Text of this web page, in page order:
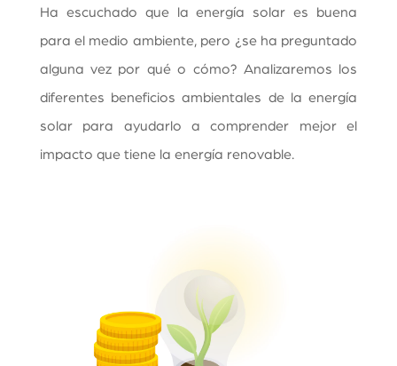
Ha escuchado que la energía solar es buena
para el medio ambiente, pero ¿se ha preguntado
alguna vez por qué o cómo? Analizaremos los
diferentes beneficios ambientales de la energía
solar para ayudarlo a comprender mejor el
impacto que tiene la energía renovable.